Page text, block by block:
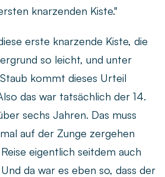
knarzenden Kiste."
erste knarzende Kiste, die
so leicht, und unter
kommt dieses Urteil
das war tatsächlich der 14.
sechs Jahren. Das muss
auf der Zunge zergehen
eigentlich seitdem auch
da war es eben so, dass der